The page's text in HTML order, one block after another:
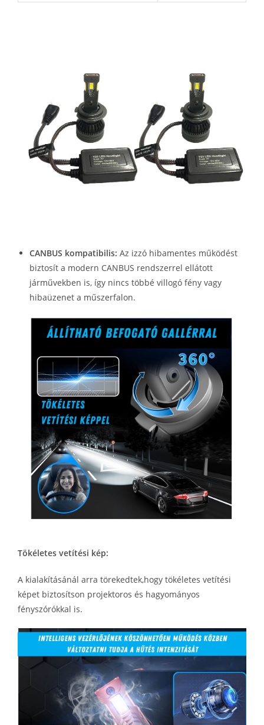
CANBUS kompatibilis: Az izzó hibamentes működést
biztosít a modern CANBUS rendszerrel ellátott
járművekben is, így nincs többé villogó fény vagy
hibaüzenet a műszerfalon.
Tökéletes vetítési kép:
A kialakításánál arra törekedtek,hogy tökéletes vetítési
képet biztosítson projektoros és hagyományos
fényszórókkal is.